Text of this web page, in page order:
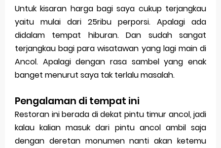
Untuk kisaran harga bagi saya cukup terjangkau
yaitu mulai dari 25ribu perporsi. Apalagi ada
didalam tempat hiburan. Dan sudah sangat
terjangkau bagi para wisatawan yang lagi main di
Ancol. Apalagi dengan rasa sambel yang enak
banget menurut saya tak terlalu masalah.
Pengalaman di tempat ini
Restoran ini berada di dekat pintu timur ancol, jadi
kalau kalian masuk dari pintu ancol ambil saja
dengan deretan monumen nanti akan ketemu